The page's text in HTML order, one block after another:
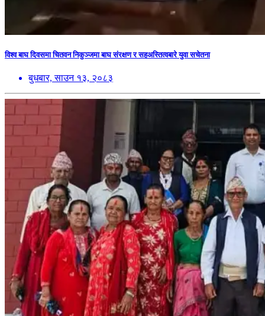
विश्व बाघ दिवसमा चितवन निकुञ्जमा बाघ संरक्षण र सहअस्तित्वबारे युवा सचेतना
बुधबार, साउन १३, २०८३